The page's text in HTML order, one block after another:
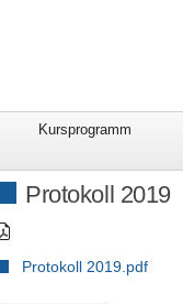
Kursprogramm
Protokoll 2019
Protokoll 2019.pdf